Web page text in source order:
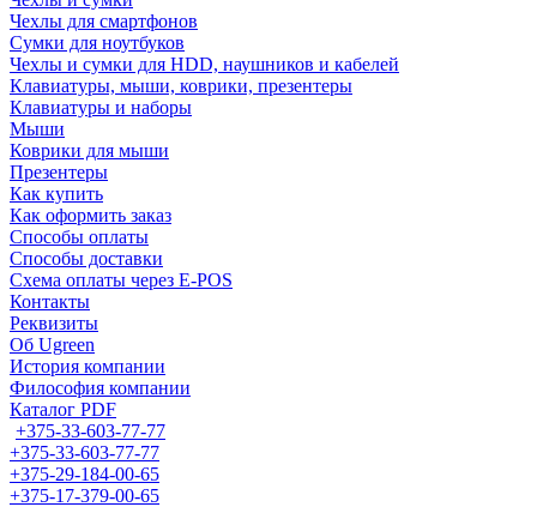
Чехлы для смартфонов
Сумки для ноутбуков
Чехлы и сумки для HDD, наушников и кабелей
Клавиатуры, мыши, коврики, презентеры
Клавиатуры и наборы
Мыши
Коврики для мыши
Презентеры
Как купить
Как оформить заказ
Способы оплаты
Способы доставки
Схема оплаты через E-POS
Контакты
Реквизиты
Об Ugreen
История компании
Философия компании
Каталог PDF
+375-33-603-77-77
+375-33-603-77-77
+375-29-184-00-65
+375-17-379-00-65